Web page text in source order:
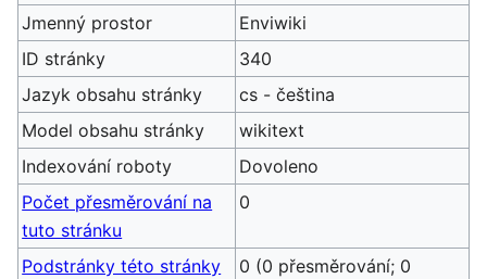
Jmenný prostor
Enviwiki
ID stránky
340
Jazyk obsahu stránky
cs - čeština
Model obsahu stránky
wikitext
Indexování roboty
Dovoleno
Počet přesměrování na
tuto stránku
0
Podstránky této stránky
0 (0 přesměrování; 0